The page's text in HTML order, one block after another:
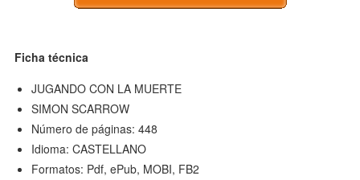
Ficha técnica
JUGANDO CON LA MUERTE
SIMON SCARROW
Número de páginas: 448
Idioma: CASTELLANO
Formatos: Pdf, ePub, MOBI, FB2